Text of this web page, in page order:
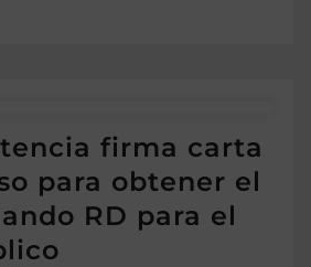
firma carta
para obtener el
RD para el